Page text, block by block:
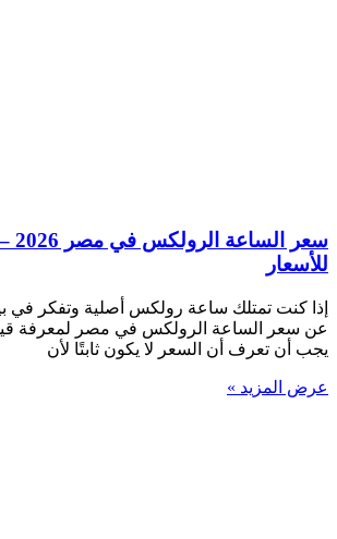
للأسعار
إذا كنت تمتلك ساعة رولكس أصلية وتفكر في
عن سعر الساعة الرولكس في مصر لمعرفة
يجب أن تعرف أن السعر لا يكون ثابتًا لأن
عرض المزيد »